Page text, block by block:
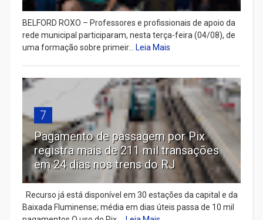
BELFORD ROXO – Professores e profissionais de apoio da
rede municipal participaram, nesta terça-feira (04/08), de
uma formação sobre primeir... Leia Mais
7
Pagamento de passagem por Pix
registra mais de 211 mil transações
em 24 dias nos trens do RJ
Recurso já está disponível em 30 estações da capital e da
Baixada Fluminense; média em dias úteis passa de 10 mil